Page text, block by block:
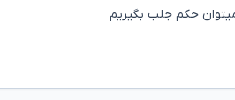
حکم جلب بگیریم